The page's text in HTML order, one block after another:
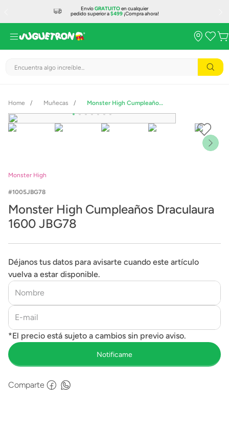
EnvíoGRATUITOen cualquier
pedido superior a$499¡Compra ahora!
Encuentra algo increíble...
Muñecas Monster High Cumpleaños Draculaura 1600 JBG78
Monster High
1005JBG78
Monster High Cumpleaños Draculaura
1600 JBG78
Déjanos tus datos para avisarte cuando este artículo
vuelva a estar disponible.
Comparte